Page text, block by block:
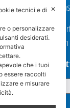
I nostri uffici sono
al Venerdi dalle 9
alla
Privacy
✕
tecnici e di
o personalizzare
desiderati.
che i tuoi
essere raccolti
e misurare